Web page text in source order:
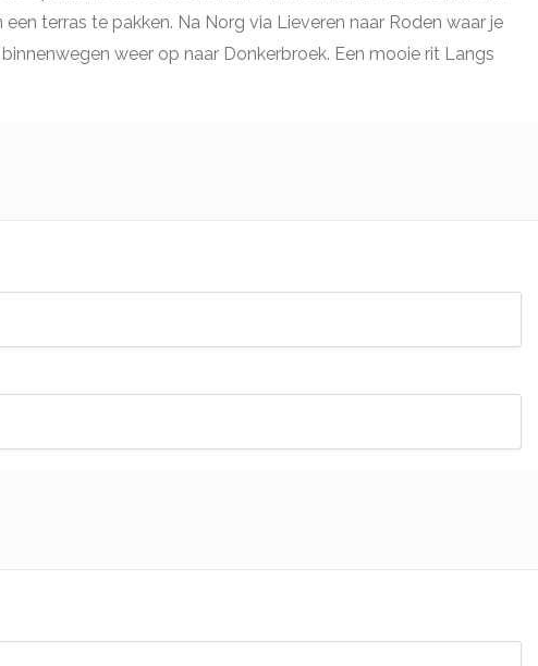
terras te pakken. Na Norg via Lieveren naar Roden waar je
weer op naar Donkerbroek. Een mooie rit Langs